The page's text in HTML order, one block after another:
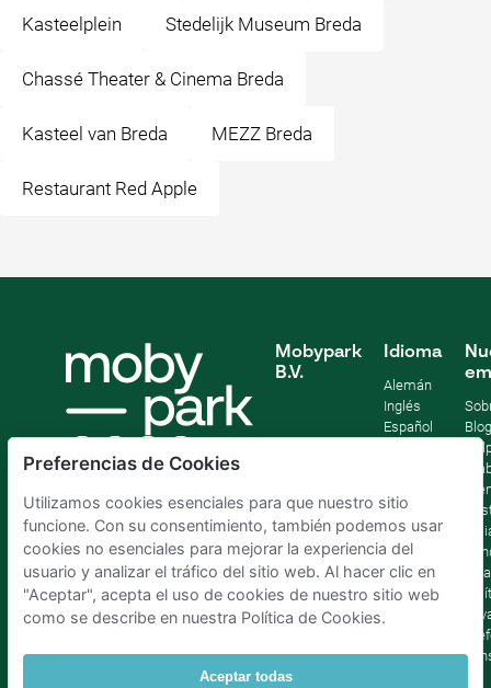
Kasteelplein Stedelijk Museum Breda
Chassé Theater & Cinema Breda
Kasteel van Breda MEZZ Breda
Restaurant Red Apple
Mobypark
B.V.
Idioma
Alemán
Inglés
Español
Blog
Preferencias de Cookies
Utilizamos cookies esenciales para que nuestro sitio
funcione. Con su consentimiento, también podemos usar
cookies no esenciales para mejorar la experiencia del
usuario y analizar el tráfico del sitio web. Al hacer clic en
"Aceptar", acepta el uso de cookies de nuestro sitio web
como se describe en nuestra Política de Cookies.
Aceptar todas